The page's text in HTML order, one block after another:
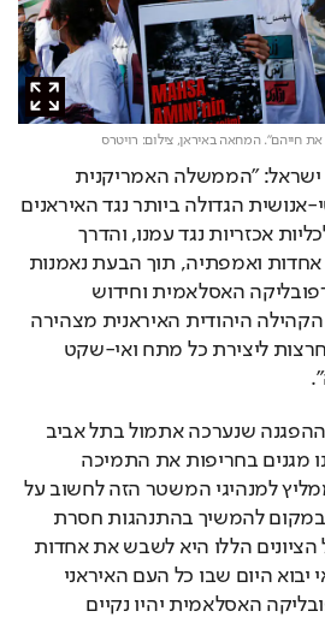
חייהם". המחאה באיראן,צילום: רויטרס
הוא תקף את ארה"ב ואת ישראל: "הממשלה האמריקנית
ביצעה את הבגידה האנטי-אנושית הגדולה ביותר נגד האיראנים
על ידי הטלת סנקציות כלכליות אכזריות נגד עמנו, והדרך
היחידה לסכל את זה היא אחדות ואמפתיה, תוך הבעת נאמנות
למערכת הקדושה של הרפובליקה האסלאמית וחידוש
הנאמנות למנהיג העליון. הקהילה היהודית האיראנית מצהירה
בגאווה כי היא מתנגדת נחרצות ליצירת כל מתח ואי-שקט
הוא גינה את ישראל ואת ההפגנה שנערכה אתמול בתל אביב
נגד המשטר האיראני: "אנו מגנים בחריפות את התמיכה
בפרעות ובפורעים. אני ממליץ למנהיגי המשטר הזה לחשוב על
פתרון בעיותיהם הרבות במקום להמשיך בהתנהגות חסרת
התועלת הזו. מטרתם של הציונים הללו היא לשבש את אחדות
האומה האיראנית, ובוודאי יבוא היום שבו כל העם האיראני
ומערכת הקודש של הרפובליקה האסלאמית יהיו נקיים